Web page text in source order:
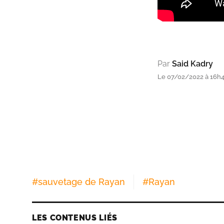
Par Said Kadry
Le 07/02/2022 à
#sauvetage de Rayan #Rayan
LES CONTENUS LIÉS